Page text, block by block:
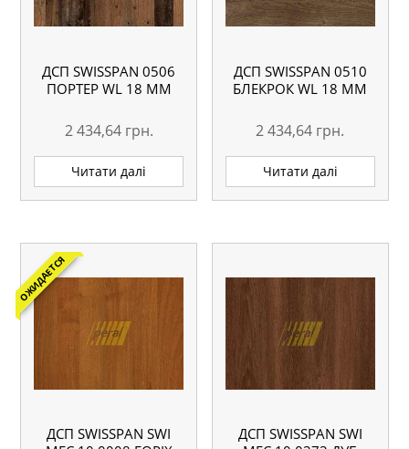
ДСП SWISSPAN 0506
ПОРТЕР WL 18 ММ
2 434,64 грн.
Читати далі
ДСП SWISSPAN 0510
БЛЕКРОК WL 18 ММ
2 434,64 грн.
Читати далі
ОЖИДАЕТСЯ
ДСП SWISSPAN SWI
ДСП SWISSPAN SWI